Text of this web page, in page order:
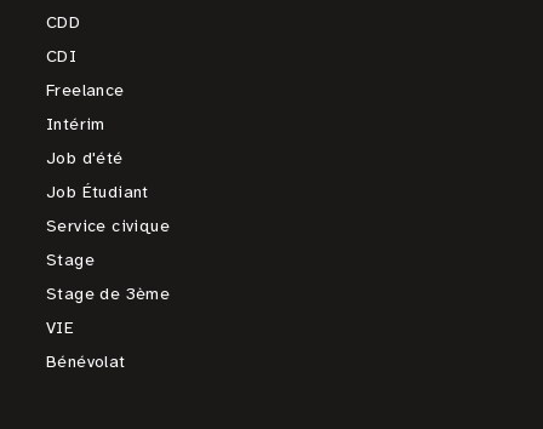
CDD
CDI
Freelance
Intérim
Job d'été
Job Étudiant
Service civique
Stage
Stage de 3ème
VIE
Bénévolat